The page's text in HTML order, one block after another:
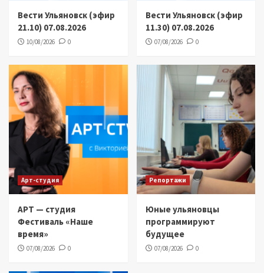
Вести Ульяновск (эфир
21.10) 07.08.2026
10/08/2026 0
Вести Ульяновск (эфир
11.30) 07.08.2026
07/08/2026 0
Арт-студия
АРТ — студия
Фестиваль «Наше
время»
07/08/2026 0
Репортажи
Юные ульяновцы
программируют
будущее
07/08/2026 0